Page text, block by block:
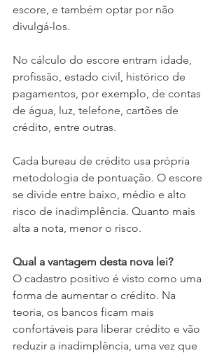
escore, e também optar por não
divulgá-los.
No cálculo do escore entram idade,
profissão, estado civil, histórico de
pagamentos, por exemplo, de contas
de água, luz, telefone, cartões de
crédito, entre outras.
Cada bureau de crédito usa própria
metodologia de pontuação. O escore
se divide entre baixo, médio e alto
risco de inadimplência. Quanto mais
alta a nota, menor o risco.
Qual a vantagem desta nova lei?
O cadastro positivo é visto como uma
forma de aumentar o crédito. Na
teoria, os bancos ficam mais
confortáveis para liberar crédito e vão
reduzir a inadimplência, uma vez que